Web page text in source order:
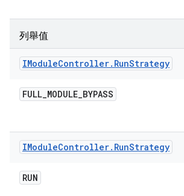
列舉值
IModuleController. RunStrategy
FULL_MODULE_BYPASS
IModuleController. RunStrategy
RUN